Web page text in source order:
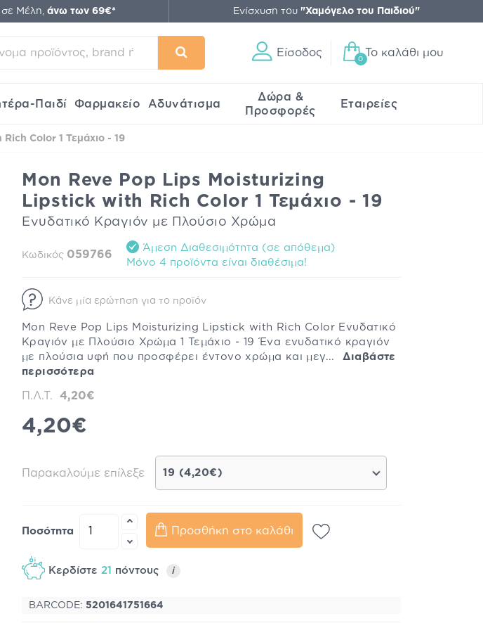
Μέλη, άνω των 69€* Ενίσχυση του "Χαμόγελο του Παιδιού"
Είσοδος
0
Το καλάθι μου
Παιδί Φαρμακείο Αδυνάτισμα
Δώρα &
Προσφορές
Εταιρείες
Color 1 Τεμάχιο - 19
Mon Reve Pop Lips Moisturizing
Lipstick with Rich Color 1 Τεμάχιο - 19
Ενυδατικό Κραγιόν με Πλούσιο Χρώμα
Κωδικός 059766
Άμεση Διαθεσιμότητα (σε απόθεμα)
Mόνο 4 προϊόντα είναι διαθέσιμα!
Κάνε μία ερώτηση για το προϊόν
Mon Reve Pop Lips Moisturizing Lipstick with Rich Color Ενυδατικό
Κραγιόν με Πλούσιο Χρώμα 1 Τεμάχιο - 19 Ένα ενυδατικό κραγιόν
με πλούσια υφή που προσφέρει έντονο χρώμα και μεγ... Διαβάστε
περισσότερα
Π.Λ.Τ. 4,20€
4,20€
Παρακαλούμε επίλεξε 19 (4,20€)
Ποσότητα Προσθήκη στο καλάθι
Κερδίστε 21 πόντους i
BARCODE: 5201641751664